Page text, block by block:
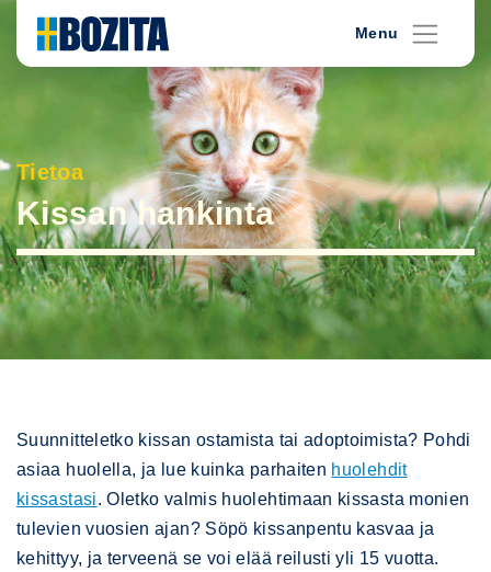
content
Menu
Tietoa
Kissan hankinta
Suunnitteletko kissan ostamista tai adoptoimista? Pohdi
asiaa huolella, ja lue kuinka parhaiten huolehdit
kissastasi. Oletko valmis huolehtimaan kissasta monien
tulevien vuosien ajan? Söpö kissanpentu kasvaa ja
kehittyy, ja terveenä se voi elää reilusti yli 15 vuotta.